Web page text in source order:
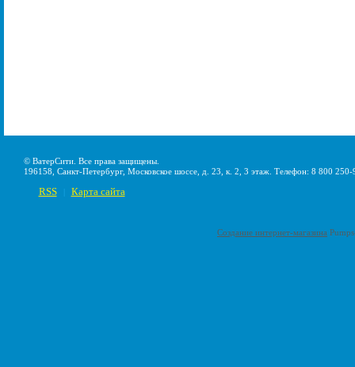
© ВатерСити. Все права защищены.
196158, Санкт-Петербург, Московское шоссе, д. 23, к. 2, 3 этаж. Телефон: 8 800
RSS Карта сайта
Создание интернет-магазина